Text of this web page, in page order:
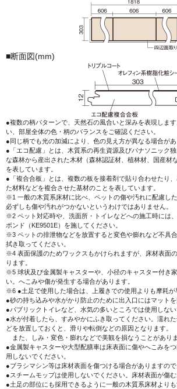
■断面図(mm)
●複数の柄パターンで、天然石の風合いと深みを表現しま
い、部屋全体の色・柄のバランスをご確認ください。
●同じ柄でも光の加減により、色の見え方が異なる場合があ
●「エコ配慮」とは、木質系の再生資源及びパナソニック
な森林から産出された木材（森林認証材、植林材、国産材
を表しています。
●「複合合板」とは、複数の板を接着剤で貼り合わせたり
た材料などを複合させた基材のことを表しています。
※1 一般の木質系床材に比べ、ペットの傷や汚れに配慮し
必ずしも傷や汚れがつかないというわけではありません。
※2 ペット対応時や、洗面所・トイレなどへの施工時には
ボンド（KE9501E）を施してください。
※3 ペットの排泄物などを放置すると変色や膨れなど不具
拭き取ってください。
※4 表面保護のためワックスもかけられますが、床材表面
ります。
※5 球状及び金属製キャスターや、小径のキャスター付き
い。へこみや傷が発生する場合があります。
※6 ●土足で使用した場合は、上履きでの使用よりも摩耗が
●砂の持ち込みや水がかり防止のために出入口にはマットを
●パブリックトイレなど、水気の多いところでは使用しない
●水が付着したら、すみやかにふき取ってください。濡れ
どを放置しておくと、滑りや転倒などの原因となります。
また、しみ・変色・膨れなどで美観を損なうことがありま
●金属製キャスターや大型配膳車は床表面に傷やへこみを
用しないでください。
●ブラシマシン等は床材表面を傷つける場合がありますので
●スチームモップは使用しないでください。床材表面が傷む
●土足の部位にも採用できるように一般の木質系床材より